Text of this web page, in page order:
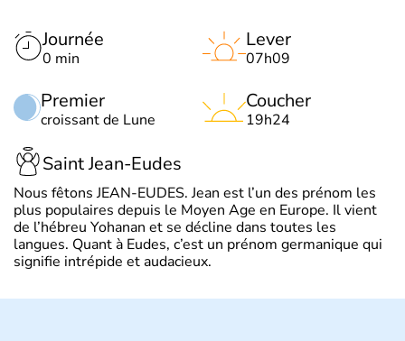
Journée
0 min
Premier
croissant de Lune
Lever
07h09
Coucher
19h24
Saint Jean-Eudes
Nous fêtons JEAN-EUDES. Jean est l’un des prénom les
plus populaires depuis le Moyen Age en Europe. Il vient
de l’hébreu Yohanan et se décline dans toutes les
langues. Quant à Eudes, c’est un prénom germanique qui
signifie intrépide et audacieux.